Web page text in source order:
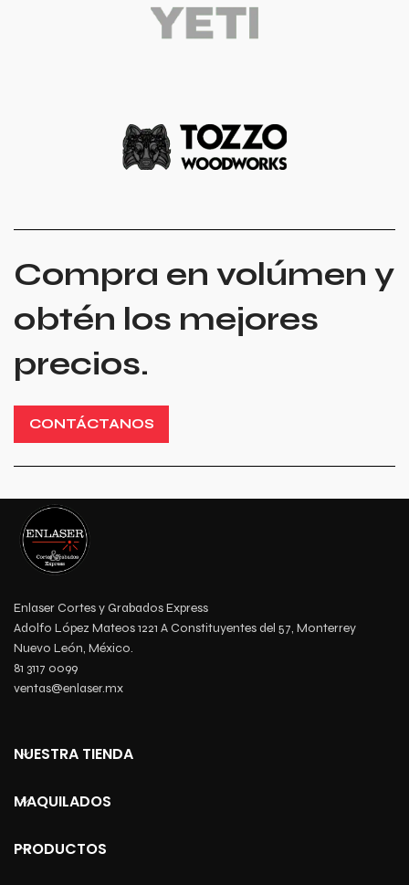
Compra en volúmen y
obtén los mejores
precios.
CONTÁCTANOS
Enlaser Cortes y Grabados Express
Adolfo López Mateos 1221 A Constituyentes del 57, Monterrey
Nuevo León, México.
81 3117 0099
ventas@enlaser.mx
NUESTRA TIENDA
MAQUILADOS
PRODUCTOS